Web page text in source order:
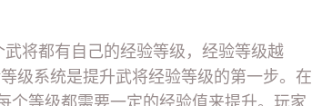
将都有自己的经验等级，经验等级越
级系统是提升武将经验等级的第一步。在